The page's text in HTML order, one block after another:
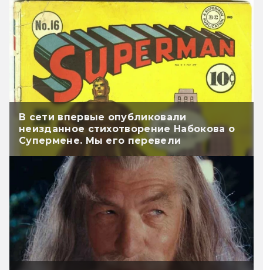
В сети впервые опубликовали
неизданное стихотворение Набокова о
Супермене. Мы его перевели